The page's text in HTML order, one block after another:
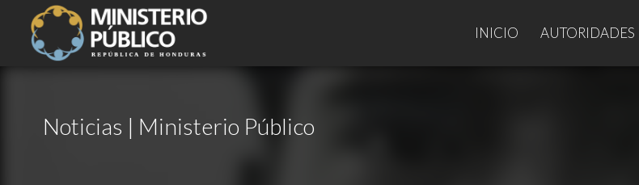
INICIO AUTORIDADES
Noticias | Ministerio Público